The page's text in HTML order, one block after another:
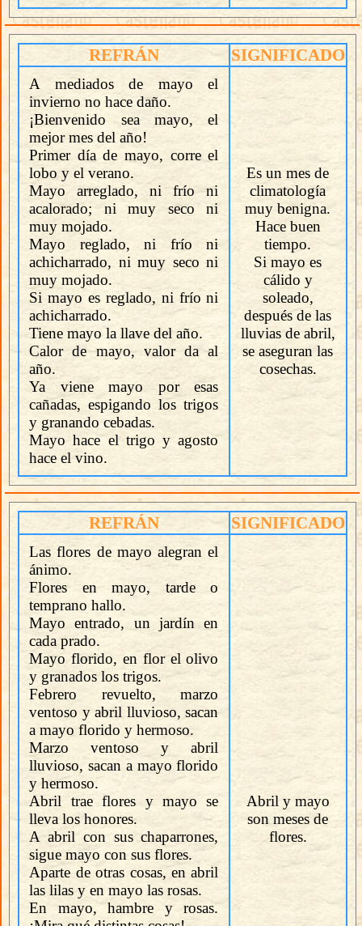
REFRÁN SIGNIFICADO
A mediados de mayo el
invierno no hace daño.
¡Bienvenido sea mayo, el
mejor mes del año!
Primer día de mayo, corre el
lobo y el verano.
Mayo arreglado, ni frío ni
acalorado; ni muy seco ni
muy mojado.
Mayo reglado, ni frío ni
achicharrado, ni muy seco ni
muy mojado.
Si mayo es reglado, ni frío ni
achicharrado.
Tiene mayo la llave del año.
Calor de mayo, valor da al
año.
Ya viene mayo por esas
cañadas, espigando los trigos
y granando cebadas.
Mayo hace el trigo y agosto
hace el vino.
Es un mes de
climatología
muy benigna.
Hace buen
tiempo.
Si mayo es
cálido y
soleado,
después de las
lluvias de abril,
se aseguran las
cosechas.
REFRÁN SIGNIFICADO
Las flores de mayo alegran el
ánimo.
Flores en mayo, tarde o
temprano hallo.
Mayo entrado, un jardín en
cada prado.
Mayo florido, en flor el olivo
y granados los trigos.
Febrero revuelto, marzo
ventoso y abril lluvioso, sacan
a mayo florido y hermoso.
Marzo ventoso y abril
lluvioso, sacan a mayo florido
y hermoso.
Abril trae flores y mayo se
lleva los honores.
A abril con sus chaparrones,
sigue mayo con sus flores.
Aparte de otras cosas, en abril
las lilas y en mayo las rosas.
En mayo, hambre y rosas.
Abril y mayo
son meses de
flores.